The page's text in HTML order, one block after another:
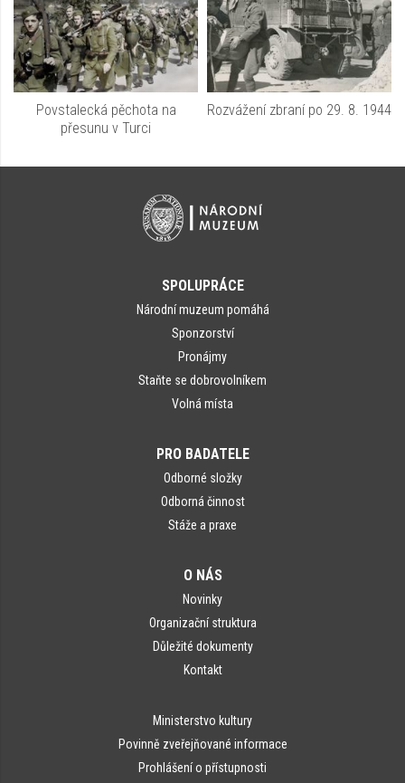
Povstalecká pěchota na
přesunu v Turci
Rozvážení zbraní po 29. 8. 1944
SPOLUPRÁCE
Národní muzeum pomáhá
Sponzorství
Pronájmy
Staňte se dobrovolníkem
Volná místa
PRO BADATELE
Odborné složky
Odborná činnost
Stáže a praxe
O NÁS
Novinky
Organizační struktura
Důležité dokumenty
Kontakt
Ministerstvo kultury
Povinně zveřejňované informace
Prohlášení o přístupnosti